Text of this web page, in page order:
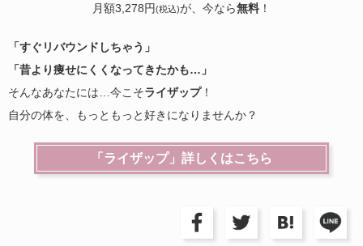
月額3,278円(税込)が、今なら無料 ！
「すぐリバウンドしちゃう」
「昔より痩せにくくなってきたかも…」
そんなあなたには…今こそライザップ！
自分の体を、もっともっと好きになりませんか？
「ライザップ」詳しくはこちら